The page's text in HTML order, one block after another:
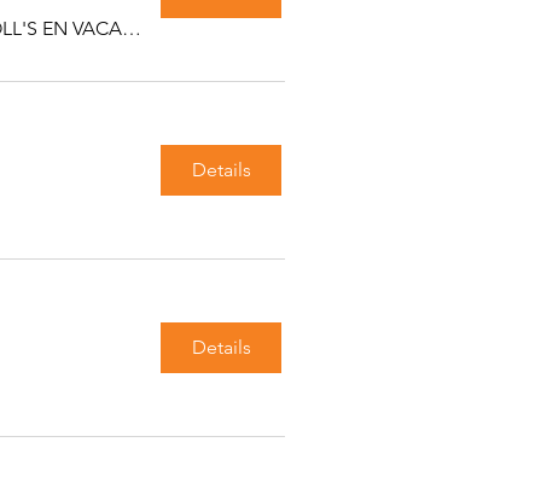
Les équipes de WORKING ROLL'S EN VACANCES
Details
Details